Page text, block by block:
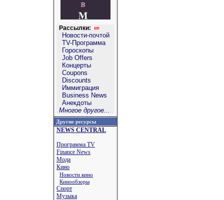
Рассылки:
Новости-почтой
TV-Программа
Гороскопы
Job Offers
Концерты
Coupons
Discounts
Иммиграция
Business News
Анекдоты
Многое другое...
Другие ресурсы
NEWS CENTRAL
Программа TV
Finance News
Мода
Кино
Новости кино
Кинообзоры
Спорт
Музыка